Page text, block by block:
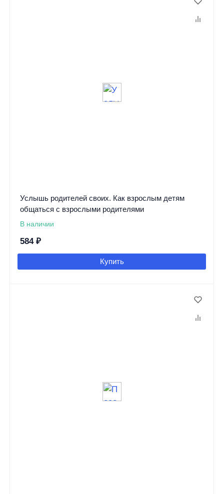
Услышь родителей своих. Как взрослым детям
общаться с взрослыми родителями
В наличии
584 ₽
Купить